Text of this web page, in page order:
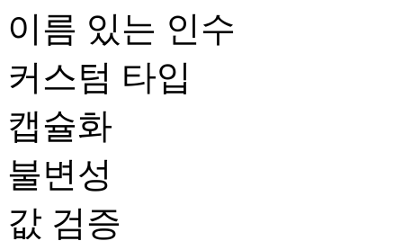
이름 있는 인수
커스텀 타입
캡슐화
불변성
값 검증